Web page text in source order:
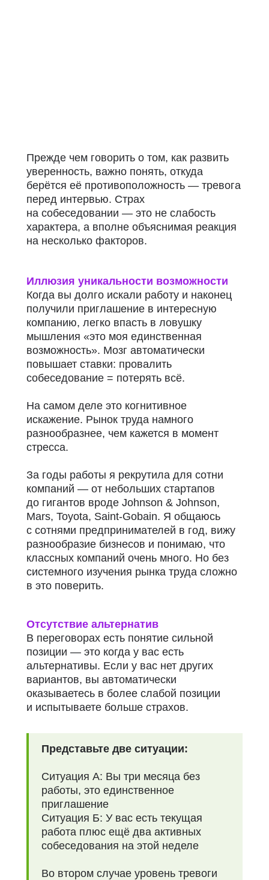
Прежде чем говорить о том, как развить
уверенность, важно понять, откуда
берётся её противоположность — тревога
перед интервью. Страх
на собеседовании — это не слабость
характера, а вполне объяснимая реакция
на несколько факторов.
Иллюзия уникальности возможности
Когда вы долго искали работу и наконец
получили приглашение в интересную
компанию, легко впасть в ловушку
мышления «это моя единственная
возможность». Мозг автоматически
повышает ставки: провалить
собеседование = потерять всё.
На самом деле это когнитивное
искажение. Рынок труда намного
разнообразнее, чем кажется в момент
стресса.
За годы работы я рекрутила для сотни
компаний — от небольших стартапов
до гигантов вроде Johnson & Johnson,
Mars, Toyota, Saint-Gobain. Я общаюсь
с сотнями предпринимателей в год, вижу
разнообразие бизнесов и понимаю, что
классных компаний очень много. Но без
системного изучения рынка труда сложно
в это поверить.
Отсутствие альтернатив
В переговорах есть понятие сильной
позиции — это когда у вас есть
альтернативы. Если у вас нет других
вариантов, вы автоматически
оказываетесь в более слабой позиции
и испытываете больше страхов.
Представьте две ситуации:
Ситуация А: Вы три месяца без
работы, это единственное
приглашение
Ситуация Б: У вас есть текущая
работа плюс ещё два активных
собеседования на этой неделе
Во втором случае уровень тревоги